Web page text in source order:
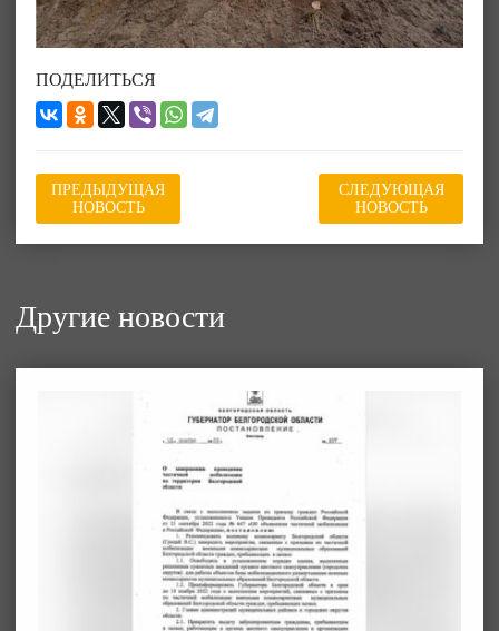
ПОДЕЛИТЬСЯ
ПРЕДЫДУЩАЯ
НОВОСТЬ
СЛЕДУЮЩАЯ
НОВОСТЬ
Другие новости